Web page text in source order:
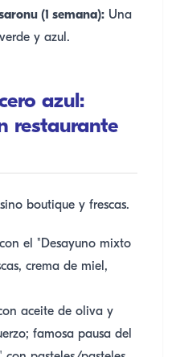
(1 semana): Una
y azul.
azul:
restaurante
boutique y frescas.
el "Desayuno mixto
crema de miel,
aceite de oliva y
famosa pausa del